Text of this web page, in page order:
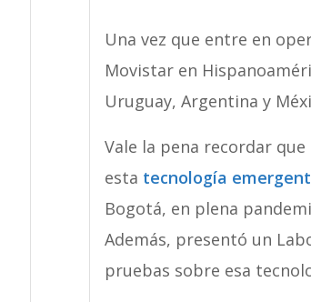
Una vez que entre en
Movistar en
Uruguay, Argentina y
Vale la pena recordar que
esta tecnología
Bogotá, en plena
Además, presentó un
pruebas sobre esa